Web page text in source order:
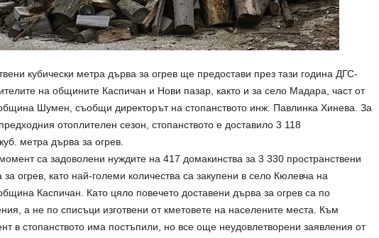
кубически метра дърва за огрев ще предостави през тази година ДГС-
на общините Каспичан и Нови пазар, както и за село Мадара, част от
Шумен, съобщи директорът на стопанството инж. Павлинка Хинева. За
отоплителен сезон, стопанството е доставило 3 118
метра дърва за огрев.
са задоволени нуждите на 417 домакинства за 3 330 пространствени
огрев, като най-големи количества са закупени в село Кюлевча на
Каспичан. Като цяло повечето доставени дърва за огрев са по
а не по списъци изготвени от кметовете на населените места. Към
в стопанството има постъпили, но все още неудовлетворени заявления от